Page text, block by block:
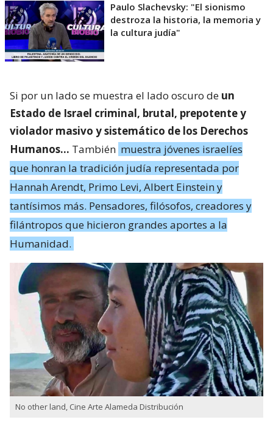
Paulo Slachevsky: "El sionismo
destroza la historia, la memoria y
la cultura judía"
Si por un lado se muestra el lado oscuro de un
Estado de Israel criminal, brutal, prepotente y
violador masivo y sistemático de los Derechos
Humanos… También muestra jóvenes israelíes
que honran la tradición judía representada por
Hannah Arendt, Primo Levi, Albert Einstein y
tantísimos más. Pensadores, filósofos, creadores y
filántropos que hicieron grandes aportes a la
Humanidad.
No other land, Cine Arte Alameda Distribución